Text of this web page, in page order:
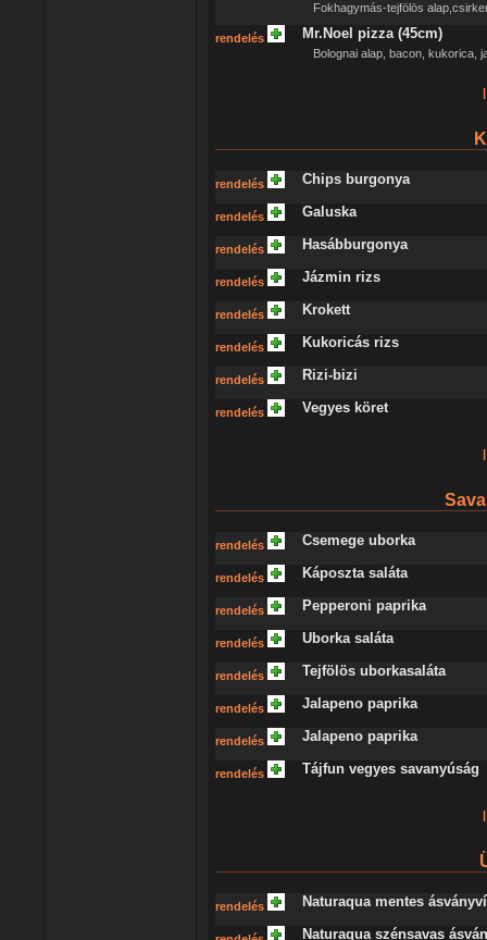
Fokhagymás-tejfölös
rendelés Mr.Noel pizza (45cm)
Bolognai alap, bacon, kukorica,
rendelés Chips burgonya
rendelés Galuska
rendelés Hasábburgonya
rendelés Jázmin rizs
rendelés Krokett
rendelés Kukoricás rizs
rendelés Rizi-bizi
rendelés Vegyes köret
rendelés Csemege uborka
rendelés Káposzta saláta
rendelés Pepperoni paprika
rendelés Uborka saláta
rendelés Tejfölös uborkasaláta
rendelés Jalapeno paprika
rendelés Jalapeno paprika
rendelés Tájfun vegyes savanyúság
rendelés Naturaqua mentes
Naturaqua szénsavas